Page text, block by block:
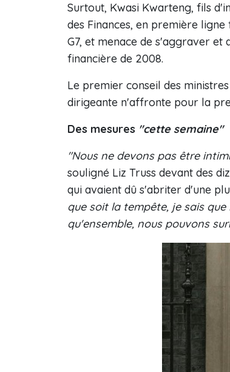
Surtout, Kwasi Kwarteng, fils
des Finances, en première
G7, et menace de s'aggraver et
financière de 2008.
Le premier conseil des
dirigeante n'affronte pour la
Des mesures "cette semaine"
"Nous ne devons pas être
souligné Liz Truss devant des
qui avaient dû s'abriter d'une
que soit la tempête, je sais
qu'ensemble, nous pouvons